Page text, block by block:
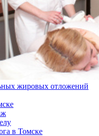
жировых отложений
в Томске